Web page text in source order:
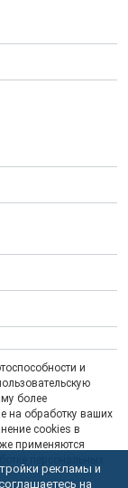
и
более
на обработку ваших
cookies в
применяются
рекламы и
на